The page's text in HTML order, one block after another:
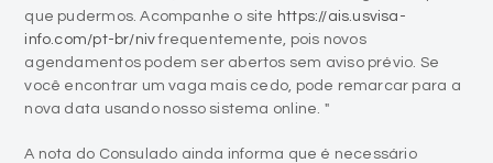
que pudermos. Acompanhe o site https://ais.usvisa-
info.com/pt-br/nivfrequentemente, pois novos
agendamentos podem ser abertos sem aviso prévio. Se
você encontrar um vaga mais cedo, pode remarcar para a
nova data usando nosso sistema online. "
A nota do Consulado ainda informa que é necessário